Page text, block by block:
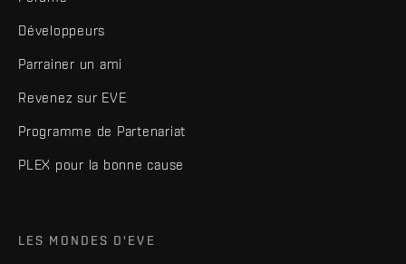
Développeurs
Parrainer un ami
Revenez sur EVE
Programme de Partenariat
PLEX pour la bonne cause
LES MONDES D'EVE